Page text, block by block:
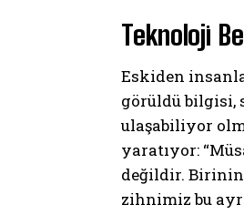
Teknoloji
Eskiden
görüldü bilgisi,
ulaşabiliyor
yaratıyor:
değildir. Birinin
zihnimiz bu